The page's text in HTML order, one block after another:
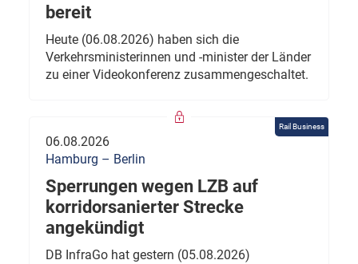
bereit
Heute (06.08.2026) haben sich die
Verkehrsministerinnen und -minister der Länder
zu einer Videokonferenz zusammengeschaltet.
Rail Business
06.08.2026
Hamburg – Berlin
Sperrungen wegen LZB auf
korridorsanierter Strecke
angekündigt
DB InfraGo hat gestern (05.08.2026)